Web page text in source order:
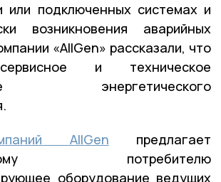
или подключенных системах и
возникновения аварийных
«AllGen» рассказали, что
и техническое
энергетического
AllGen предлагает
потребителю
оборудование ведущих